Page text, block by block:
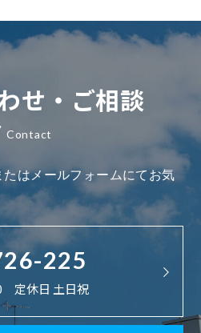
はメールフォームにてお気
Contact
せ・ご相談
225
定休日 土日祝